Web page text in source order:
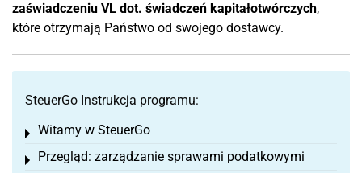
zaświadczeniu VL dot. świadczeń kapitałotwórczych,
które otrzymają Państwo od swojego dostawcy.
SteuerGo Instrukcja programu:
Witamy w SteuerGo
Toggle menu
Przegląd: zarządzanie sprawami podatkowymi
Toggle menu